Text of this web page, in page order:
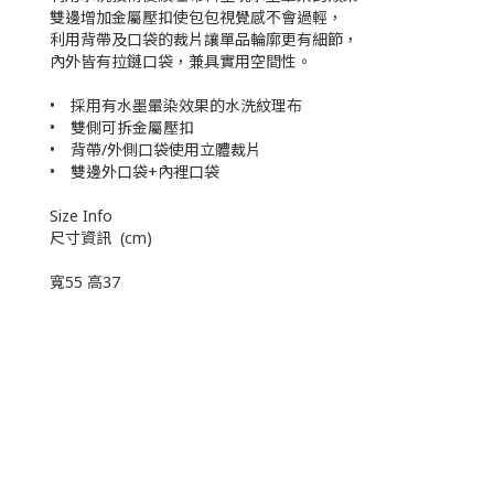
雙邊增加金屬壓扣使包包視覺感不會過輕，
利用背帶及口袋的裁片讓單品輪廓更有細節，
內外皆有拉鏈口袋，兼具實用空間性。
• 採用有水墨暈染效果的水洗紋理布
• 雙側可拆金屬壓扣
• 背帶/外側口袋使用立體裁片
• 雙邊外口袋+內裡口袋
Size Info
尺寸資訊 (cm)
寬55 高37